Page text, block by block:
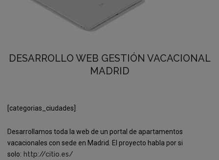
DESARROLLO WEB GESTIÓN VACACIONAL
MADRID
[categorias_ciudades]
Desarrollamos toda la web de un portal de apartamentos
vacacionales con sede en Madrid. El proyecto habla por si
solo: http://citio.es/